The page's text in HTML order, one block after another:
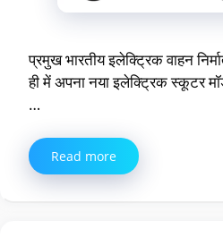
प्रमुख भारतीय इलेक्ट्रिक वाहन
ही में अपना नया इलेक्ट्रिक स्कूटर
…
Read more